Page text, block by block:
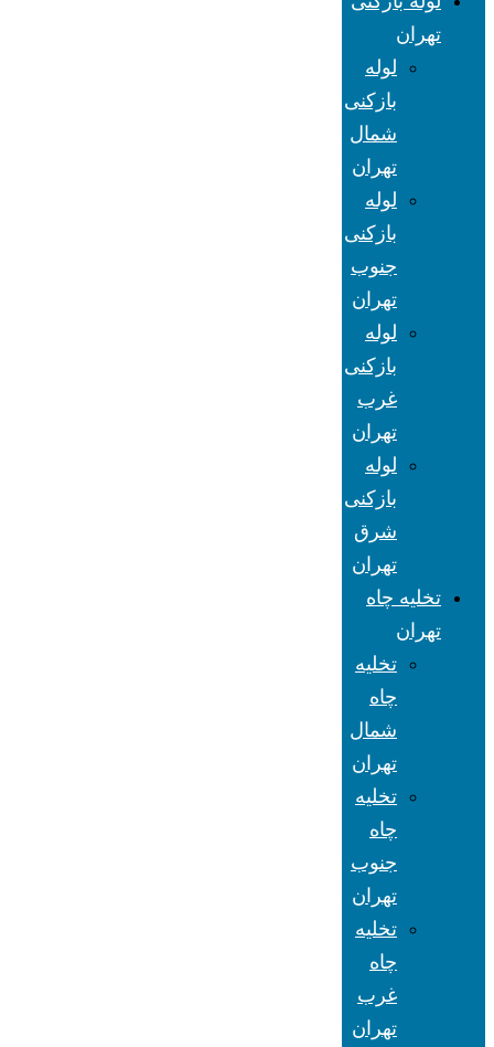
تهران
لوله
بازکنی
شمال
تهران
لوله
بازکنی
جنوب
تهران
لوله
بازکنی
غرب
تهران
لوله
بازکنی
شرق
تهران
تخلیه چاه
تهران
تخلیه
چاه
شمال
تهران
تخلیه
چاه
جنوب
تهران
تخلیه
چاه
غرب
تهران